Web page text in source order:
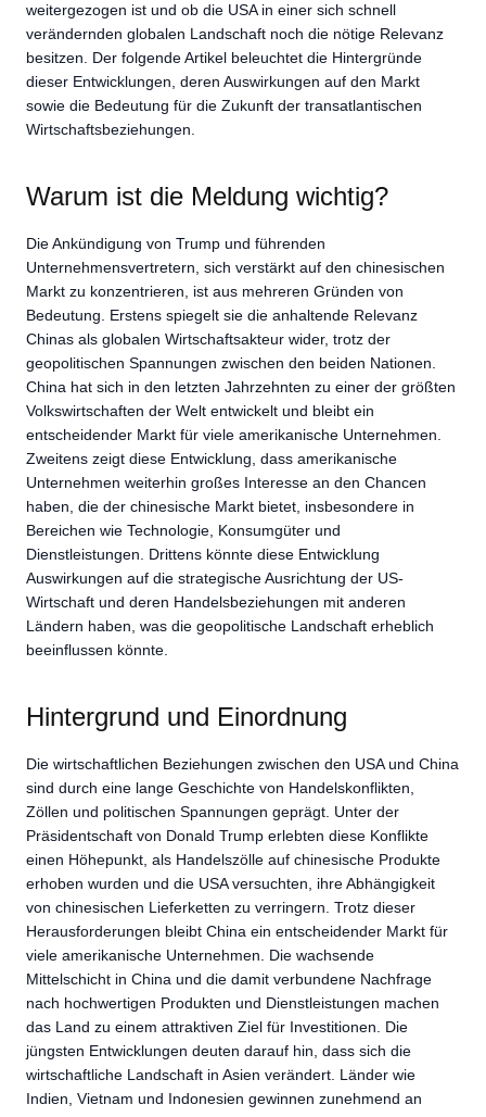
weitergezogen ist und ob die USA in einer sich schnell
verändernden globalen Landschaft noch die nötige Relevanz
besitzen. Der folgende Artikel beleuchtet die Hintergründe
dieser Entwicklungen, deren Auswirkungen auf den Markt
sowie die Bedeutung für die Zukunft der transatlantischen
Wirtschaftsbeziehungen.
Warum ist die Meldung wichtig?
Die Ankündigung von Trump und führenden
Unternehmensvertretern, sich verstärkt auf den chinesischen
Markt zu konzentrieren, ist aus mehreren Gründen von
Bedeutung. Erstens spiegelt sie die anhaltende Relevanz
Chinas als globalen Wirtschaftsakteur wider, trotz der
geopolitischen Spannungen zwischen den beiden Nationen.
China hat sich in den letzten Jahrzehnten zu einer der größten
Volkswirtschaften der Welt entwickelt und bleibt ein
entscheidender Markt für viele amerikanische Unternehmen.
Zweitens zeigt diese Entwicklung, dass amerikanische
Unternehmen weiterhin großes Interesse an den Chancen
haben, die der chinesische Markt bietet, insbesondere in
Bereichen wie Technologie, Konsumgüter und
Dienstleistungen. Drittens könnte diese Entwicklung
Auswirkungen auf die strategische Ausrichtung der US-
Wirtschaft und deren Handelsbeziehungen mit anderen
Ländern haben, was die geopolitische Landschaft erheblich
beeinflussen könnte.
Hintergrund und Einordnung
Die wirtschaftlichen Beziehungen zwischen den USA und China
sind durch eine lange Geschichte von Handelskonflikten,
Zöllen und politischen Spannungen geprägt. Unter der
Präsidentschaft von Donald Trump erlebten diese Konflikte
einen Höhepunkt, als Handelszölle auf chinesische Produkte
erhoben wurden und die USA versuchten, ihre Abhängigkeit
von chinesischen Lieferketten zu verringern. Trotz dieser
Herausforderungen bleibt China ein entscheidender Markt für
viele amerikanische Unternehmen. Die wachsende
Mittelschicht in China und die damit verbundene Nachfrage
nach hochwertigen Produkten und Dienstleistungen machen
das Land zu einem attraktiven Ziel für Investitionen. Die
jüngsten Entwicklungen deuten darauf hin, dass sich die
wirtschaftliche Landschaft in Asien verändert. Länder wie
Indien, Vietnam und Indonesien gewinnen zunehmend an